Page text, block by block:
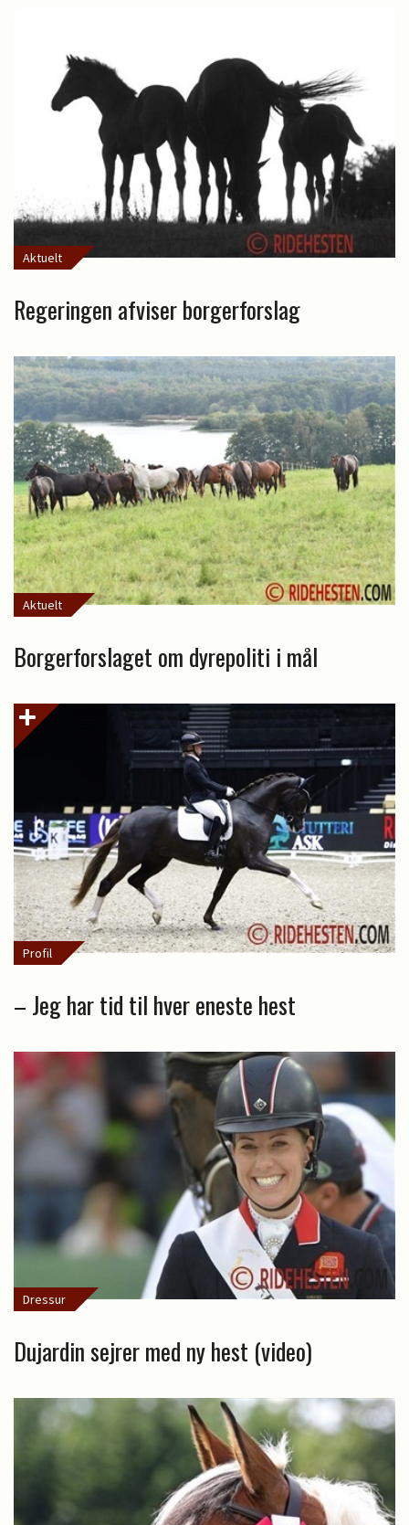
Aktuelt
Regeringen afviser borgerforslag
Aktuelt
Borgerforslaget om dyrepoliti i mål
Profil
– Jeg har tid til hver eneste hest
Dressur
Dujardin sejrer med ny hest (video)